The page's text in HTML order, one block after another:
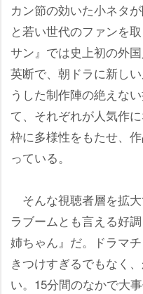
カン節の効いた小ネタ
と若い世代のファンを
サン』では史上初の外
英断で、朝ドラに新し
うした制作陣の絶えな
て、それぞれが人気作
枠に多様性をもたせ、
っている。
そんな視聴者層を拡
ラブームとも言える好
姉ちゃん』だ。ドラマ
きつけすぎるでもなく
い。15分間のなかで大